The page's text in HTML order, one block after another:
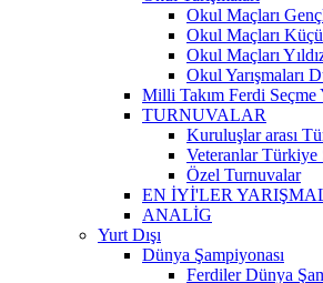
Okul Maçları
Okul Maçları
Okul Maçları
Okul Yarışmaları
Milli Takım Ferdi Seçme
TURNUVALAR
Kuruluşlar arası
Veteranlar Türkiye
Özel Turnuvalar
EN İYİ'LER
ANALİG
Yurt Dışı
Dünya Şampiyonası
Ferdiler Dünya